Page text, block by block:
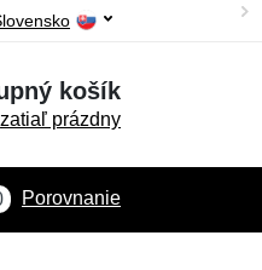
košík
zatiaľ prázdny
Porovnanie